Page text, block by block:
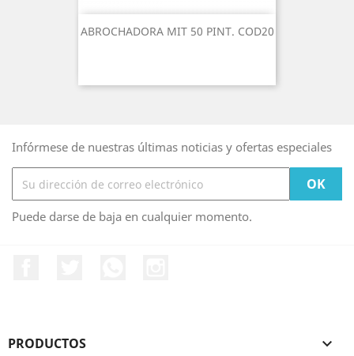
ABROCHADORA MIT 50 PINT. COD20
Infórmese de nuestras últimas noticias y ofertas especiales
Puede darse de baja en cualquier momento.
PRODUCTOS 